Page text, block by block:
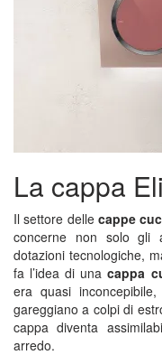
La cappa
Il settore delle cappe
concerne non solo gli
dotazioni tecnologiche,
fa l’idea di unacappa
era quasi
gareggiano a colpi di
cappa diventa
arredo.